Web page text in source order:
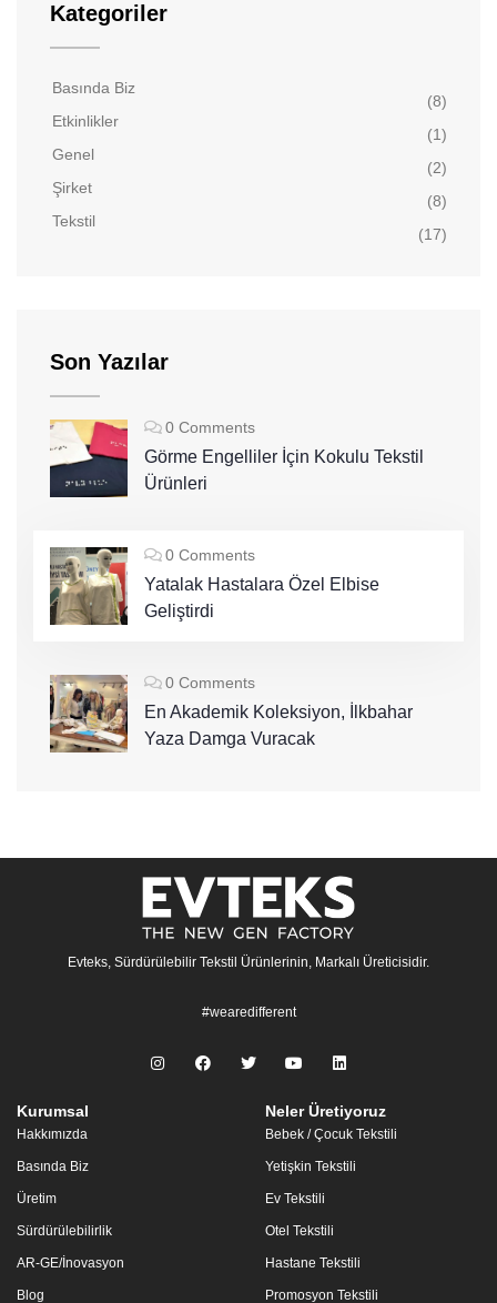
Kategoriler
Basında Biz
(8)
Etkinlikler
(1)
Genel
(2)
Şirket
(8)
Tekstil
(17)
Son Yazılar
0 Comments
Görme Engelliler İçin Kokulu Tekstil
Ürünleri
0 Comments
Yatalak Hastalara Özel Elbise
Geliştirdi
0 Comments
En Akademik Koleksiyon, İlkbahar
Yaza Damga Vuracak
Evteks, Sürdürülebilir Tekstil Ürünlerinin, Markalı Üreticisidir.
#wearedifferent
Kurumsal
Hakkımızda
Basında Biz
Üretim
Sürdürülebilirlik
AR-GE/İnovasyon
Blog
Neler Üretiyoruz
Bebek / Çocuk Tekstili
Yetişkin Tekstili
Ev Tekstili
Otel Tekstili
Hastane Tekstili
Promosyon Tekstili